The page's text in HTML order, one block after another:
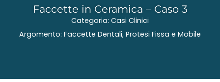
Faccette in Ceramica – Caso 3
Categoria: Casi Clinici
Argomento: Faccette Dentali, Protesi Fissa e Mobile